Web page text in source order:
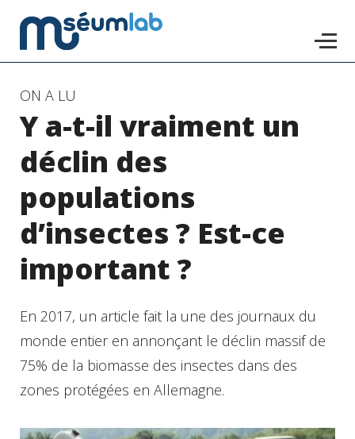
Accéder
au
principal
ON A LU
Y a-t-il vraiment un
déclin des
populations
d’insectes ? Est-ce
important ?
En 2017, un article fait la une des journaux du
monde entier en annonçant le déclin massif de
75% de la biomasse des insectes dans des
zones protégées en Allemagne.